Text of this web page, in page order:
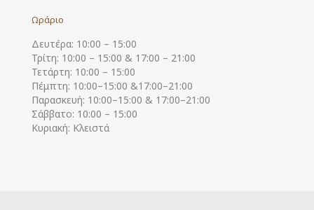
Ωράριο
Δευτέρα: 10:00 – 15:00
Τρίτη: 10:00 – 15:00 & 17:00 – 21:00
Τετάρτη: 10:00 – 15:00
Πέμπτη: 10:00–15:00 &17:00–21:00
Παρασκευή: 10:00–15:00 & 17:00–21:00
Σάββατο: 10:00 – 15:00
Κυριακή: Κλειστά